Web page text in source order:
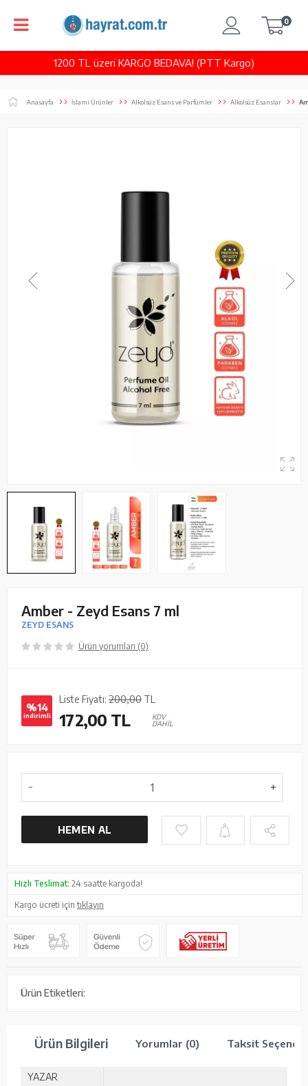
1200 TL üzeri KARGO BEDAVA! (PTT Kargo)
0
Anasayfa İslami Ürünler Alkolsüz Esans ve Parfümler Alkolsüz Esanslar
Amber - Zeyd Esans 7 ml
ZEYD ESANS
Ürün yorumları (0)
%14
indirimli
Liste Fiyatı: 200,00 TL
172,00 TL
KDV
DAHİL
HEMEN AL
Hızlı Teslimat: 24 saatte kargoda!
Kargo ücreti içintıklayın
Ürün Etiketleri:
Ürün Bilgileri Yorumlar (0) Taksit
YAZAR